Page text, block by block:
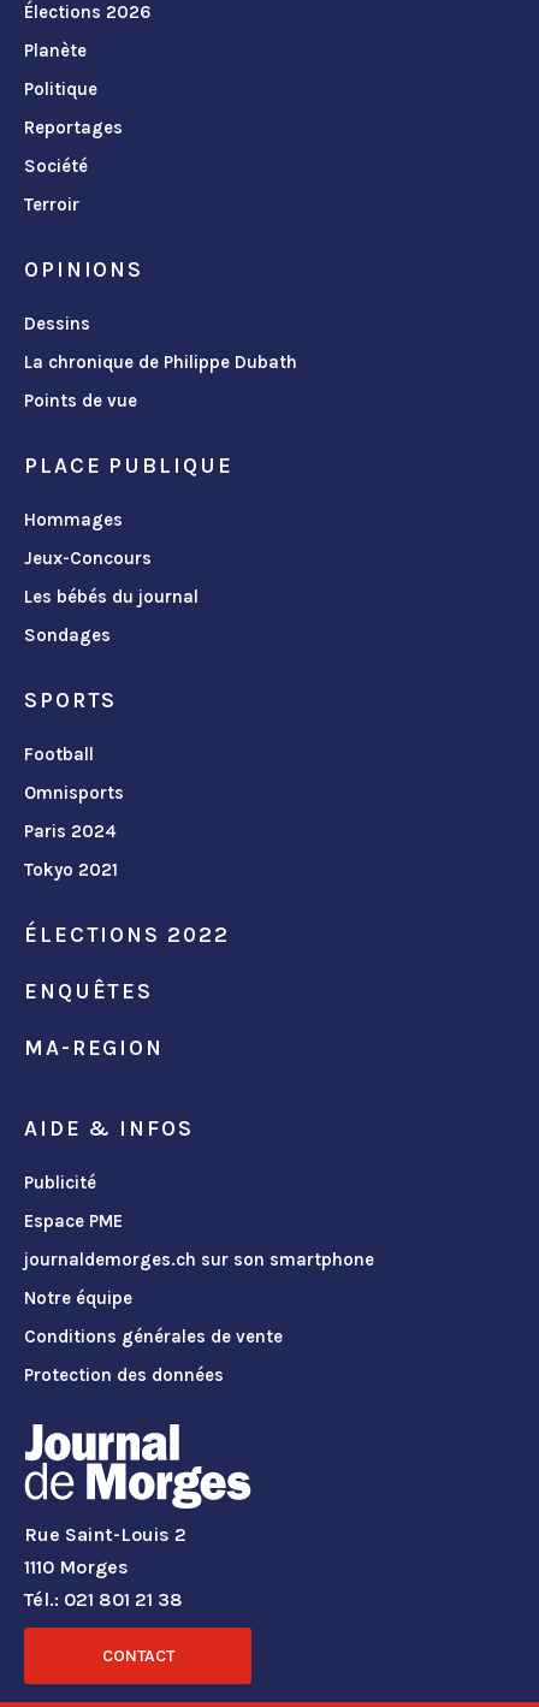
Élections 2026
Planète
Politique
Reportages
Société
Terroir
OPINIONS
Dessins
La chronique de Philippe Dubath
Points de vue
PLACE PUBLIQUE
Hommages
Jeux-Concours
Les bébés du journal
Sondages
SPORTS
Football
Omnisports
Paris 2024
Tokyo 2021
ÉLECTIONS 2022
ENQUÊTES
MA-REGION
AIDE & INFOS
Publicité
Espace PME
journaldemorges.ch sur son smartphone
Notre équipe
Conditions générales de vente
Protection des données
Rue Saint-Louis 2
1110 Morges
Tél.: 021 801 21 38
CONTACT